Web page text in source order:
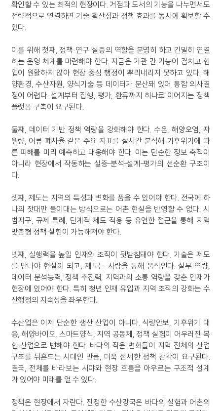
확인할 수 있는 최적의 현장이다. 거점과 도서의 기능을 나누면서도
전략적으로 연결하면 기술 확산성과 정책 효과를 동시에 확보할 수
있다.
이를 위해 첫째, 정책·연구·실증의 역할을 분명히 하고 긴밀히 연결
하는 운영 체계를 마련해야 한다. 지금은 기관 간 기능이 겹치고 협
업이 원활하지 않아 현장 중심 행정이 뿌리내리지 못하고 있다. 해
양환경, 수산자원, 양식기술 등 데이터가 분산돼 있어 통합 의사결
정이 어렵다. 설계부터 집행, 평가, 환류까지 하나로 이어지는 정책
플랫폼 구축이 요구된다.
둘째, 데이터 기반 정책 역량을 강화해야 한다. 수온, 해양오염, 자
원량, 어류 폐사율 같은 주요 지표를 실시간 분석해 기후위기에 따
른 피해를 미리 예측하고 대응해야 한다. 이는 단순한 정보 축적이
아니라 현장에서 작동하는 실증–분석–설계–평가의 선순환 구조이
다.
셋째, 제도는 지역의 특성과 변화를 품을 수 있어야 한다. 전국에 하
나의 잣대만 들이대는 방식으로는 어촌 현실을 반영할 수 없다. 시
범지구, 규제 특례, 단계적 제도 적용 등 유연한 접근을 통해 지역
맞춤형 정책 실험이 가능해져야 한다.
넷째, 실행력을 높일 인재와 조직이 뒷받침돼야 한다. 기술은 제도
를 만나야 현실이 되고, 제도는 사람을 통해 움직인다. 실무 역량,
데이터 분석능력, 정책 추진력, 지역과의 소통 역량을 갖춘 인재가
현장에 있어야 한다. 특히 청년 인재 유입과 지역 조직의 강화는 수
산행정의 지속성을 좌우한다.
수산업은 이제 단순한 생산 산업이 아니다. 식량안보, 기후위기 대
응, 해양바이오, 스마트양식, 지역 공동체, 정책 실험이 어우러진 복
합 산업으로 변해야 한다. 바다의 작은 변화들이 지역 전체의 산업
구조를 뒤흔드는 시대인 만큼, 더욱 섬세한 정책 감각이 요구된다.
결국, 전체를 바라보는 시야와 현장 흐름을 아우르는 구조적 설계
가 있어야 미래를 열 수 있다.
정책은 현장에서 자란다. 진정한 수산강국은 바다의 실험과 어촌의